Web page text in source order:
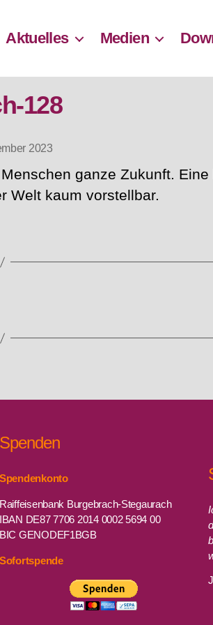
Aktuelles Medien
128
2023
ganze Zukunft. Eine
Welt kaum vorstellbar.
Spenden
Spendenkonto
Raiffeisenbank Burgebrach-Stegaurach
IBAN DE87 7706 2014 0002 5694 00
BIC GENODEF1BGB
Sofortspende